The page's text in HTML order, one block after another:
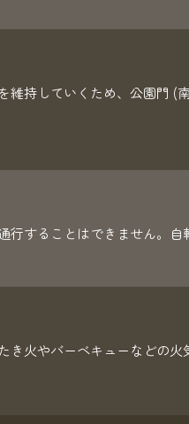
維持していくため、公園門
行することはできません。
き火やバーベキューなどの